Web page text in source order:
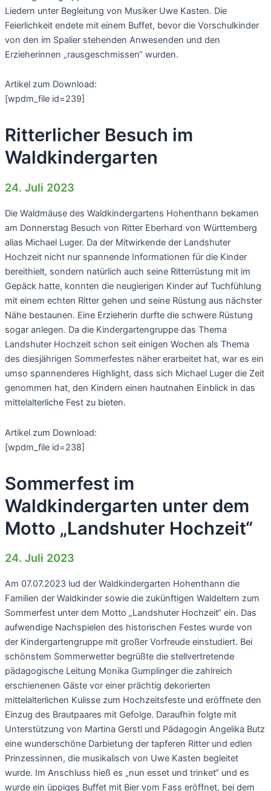
Liedern unter Begleitung von Musiker Uwe Kasten. Die
Feierlichkeit endete mit einem Buffet, bevor die Vorschulkinder
von den im Spalier stehenden Anwesenden und den
Erzieherinnen „rausgeschmissen“ wurden.
Artikel zum Download:
[wpdm_file id=239]
Ritterlicher Besuch im
Waldkindergarten
24. Juli 2023
Die Waldmäuse des Waldkindergartens Hohenthann bekamen
am Donnerstag Besuch von Ritter Eberhard von Württemberg
alias Michael Luger. Da der Mitwirkende der Landshuter
Hochzeit nicht nur spannende Informationen für die Kinder
bereithielt, sondern natürlich auch seine Ritterrüstung mit im
Gepäck hatte, konnten die neugierigen Kinder auf Tuchfühlung
mit einem echten Ritter gehen und seine Rüstung aus nächster
Nähe bestaunen. Eine Erzieherin durfte die schwere Rüstung
sogar anlegen. Da die Kindergartengruppe das Thema
Landshuter Hochzeit schon seit einigen Wochen als Thema
des diesjährigen Sommerfestes näher erarbeitet hat, war es ein
umso spannenderes Highlight, dass sich Michael Luger die Zeit
genommen hat, den Kindern einen hautnahen Einblick in das
mittelalterliche Fest zu bieten.
Artikel zum Download:
[wpdm_file id=238]
Sommerfest im
Waldkindergarten unter dem
Motto „Landshuter Hochzeit“
24. Juli 2023
Am 07.07.2023 lud der Waldkindergarten Hohenthann die
Familien der Waldkinder sowie die zukünftigen Waldeltern zum
Sommerfest unter dem Motto „Landshuter Hochzeit“ ein. Das
aufwendige Nachspielen des historischen Festes wurde von
der Kindergartengruppe mit großer Vorfreude einstudiert. Bei
schönstem Sommerwetter begrüßte die stellvertretende
pädagogische Leitung Monika Gumplinger die zahlreich
erschienenen Gäste vor einer prächtig dekorierten
mittelalterlichen Kulisse zum Hochzeitsfeste und eröffnete den
Einzug des Brautpaares mit Gefolge. Daraufhin folgte mit
Unterstützung von Martina Gerstl und Pädagogin Angelika Butz
eine wunderschöne Darbietung der tapferen Ritter und edlen
Prinzessinnen, die musikalisch von Uwe Kasten begleitet
wurde. Im Anschluss hieß es „nun esset und trinket“ und es
wurde ein üppiges Buffet mit Bier vom Fass eröffnet, bei dem